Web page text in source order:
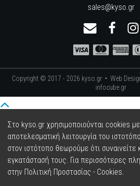
sales@kyso.gr
Copyright © 2017 - 2026 kyso.gr • Web
infocube.gr
Στο kyso.gr χρησιμοποιούνται cookies
αποτελεσματική λειτουργία του
στον ιστότοπο θεωρούμε ότι
εγκατάστασή τους. Για περισσότερες
στην Πολιτική Προστασίας - Cookies.